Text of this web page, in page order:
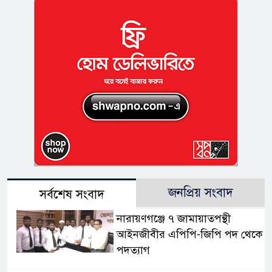
সর্বশেষ সংবাদ জনপ্রিয় সংবাদ
নারায়ণগঞ্জে ৭ জামায়াতপন্থী
আইনজীবীর এপিপি-জিপি পদ থেকে
পদত্যাগ